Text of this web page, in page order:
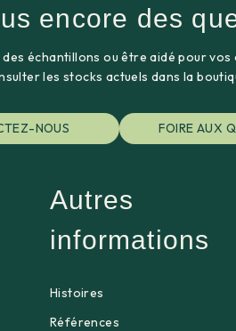
encore des
échantillons ou être aidé pour vos
les stocks actuels dans la
NOUS FOIRE AUX
Autres
informations
Histoires
Références